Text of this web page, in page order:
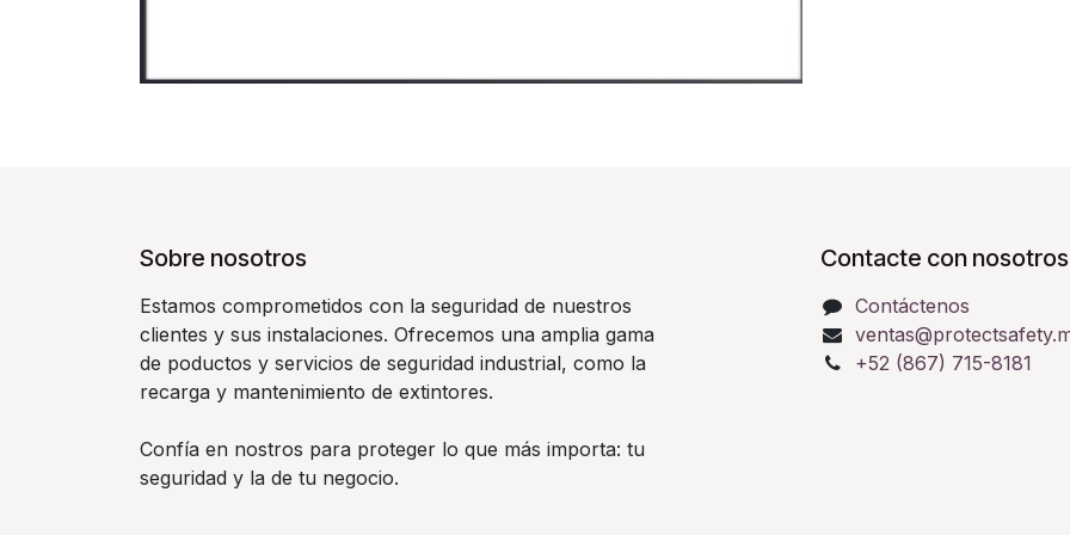
Sobre nosotros
Estamos comprometidos con la seguridad de nuestros
clientes y sus instalaciones. Ofrecemos una amplia gama
de poductos y servicios de seguridad industrial, como la
recarga y mantenimiento de extintores.
Confía en nostros para proteger lo que más importa: tu
seguridad y la de tu negocio.
Contacte con nosotros
Contáctenos
+52 (867) 715-8181